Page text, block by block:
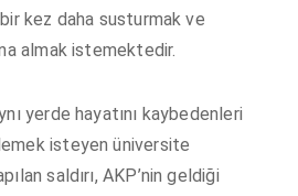
kez daha susturmak ve
almak istemektedir.
yerde hayatını kaybedenleri
isteyen üniversite
saldırı, AKP’nin geldiği